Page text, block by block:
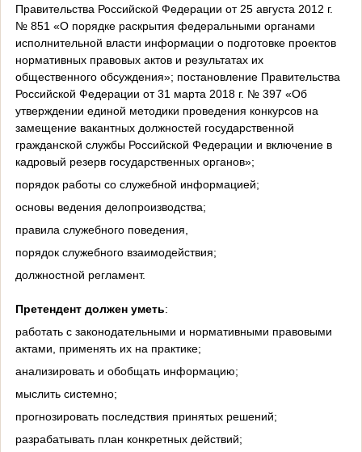
Правительства Российской Федерации от 25 августа 2012 г.
№ 851 «О порядке раскрытия федеральными органами
исполнительной власти информации о подготовке проектов
нормативных правовых актов и результатах их
общественного обсуждения»; постановление Правительства
Российской Федерации от 31 марта 2018 г. № 397 «Об
утверждении единой методики проведения конкурсов на
замещение вакантных должностей государственной
гражданской службы Российской Федерации и включение в
кадровый резерв государственных органов»;
порядок работы со служебной информацией;
основы ведения делопроизводства;
правила служебного поведения,
порядок служебного взаимодействия;
должностной регламент.
Претендент должен уметь:
работать с законодательными и нормативными правовыми
актами, применять их на практике;
анализировать и обобщать информацию;
мыслить системно;
прогнозировать последствия принятых решений;
разрабатывать план конкретных действий;